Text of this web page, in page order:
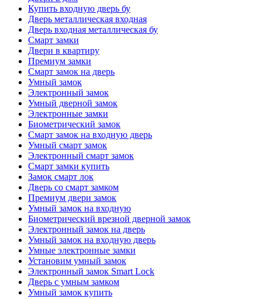
Купить входную дверь бу
Дверь металлическая входная
Дверь входная металлическая бу
Смарт замки
Двери в квартиру
Премиум замки
Смарт замок на дверь
Умный замок
Электронный замок
Умный дверной замок
Электронные замки
Биометрический замок
Смарт замок на входную дверь
Умный смарт замок
Электронный смарт замок
Смарт замки купить
Замок смарт лок
Дверь со смарт замком
Премиум двери замок
Умный замок на входную
Биометрический врезной дверной замок
Электронный замок на дверь
Умный замок на входную дверь
Умные электронные замки
Установим умный замок
Электронный замок Smart Lock
Дверь с умным замком
Умный замок купить